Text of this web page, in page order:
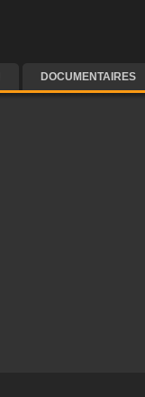
DOCUMENTAIRES